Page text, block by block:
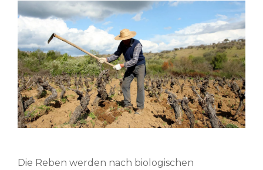
Die Reben werden nach biologischen